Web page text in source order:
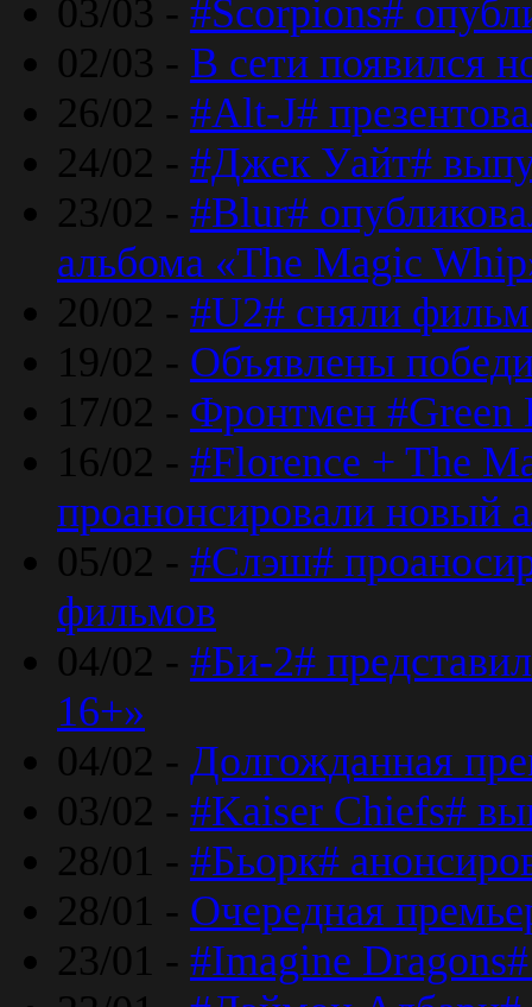
03/03 - #Scorpions#
02/03 - В сети появился
26/02 - #Alt-J#
24/02 - #Джек Уайт#
23/02 - #Blur#
альбома «The Magic
20/02 - #U2# сняли
19/02 - Объявлены
17/02 - Фронтмен #Green
16/02 - #Florence + The
проанонсировали новый
05/02 - #Слэш#
фильмов
04/02 - #Би-2#
16+»
04/02 - Долгожданная
03/02 - #Kaiser Chiefs#
28/01 - #Бьорк#
28/01 - Очередная
23/01 - #Imagine